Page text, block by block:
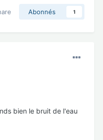
Abonnés 1
bien le bruit de l'eau